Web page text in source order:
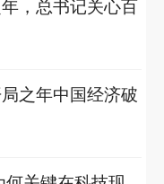
，总书记关心百
之年中国经济破